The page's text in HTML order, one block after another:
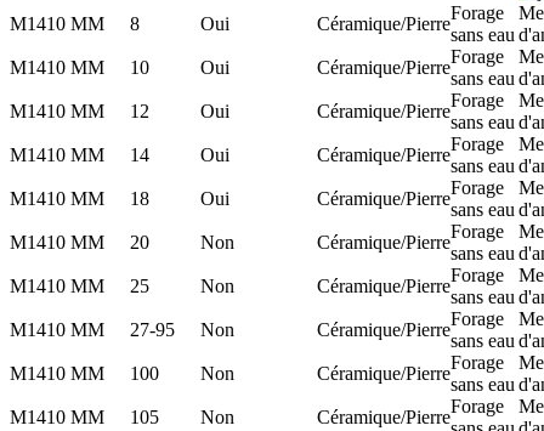
M1410 MM 8 Oui Céramique/Pierre
Forage
sans eau
M1410 MM 10 Oui Céramique/Pierre
Forage
sans eau
M1410 MM 12 Oui Céramique/Pierre
Forage
sans eau
M1410 MM 14 Oui Céramique/Pierre
Forage
sans eau
M1410 MM 18 Oui Céramique/Pierre
Forage
sans eau
M1410 MM 20 Non Céramique/Pierre
Forage
sans eau
M1410 MM 25 Non Céramique/Pierre
Forage
sans eau
M1410 MM 27-95 Non Céramique/Pierre
Forage
sans eau
M1410 MM 100 Non Céramique/Pierre
Forage
sans eau
M1410 MM 105 Non Céramique/Pierre
Forage